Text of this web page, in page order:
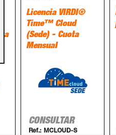
Licencia VIRDI®
Time™ Cloud
(Sede) - Cuota
Mensual
CONSULTAR
Ref.: MCLOUD-S